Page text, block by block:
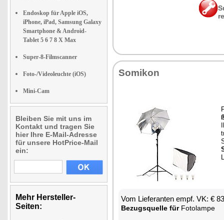
Endoskop für Apple iOS,
iPhone, iPad, Samsung Galaxy
Smartphone & Android-
Tablet 5 6 7 8 X Max
Super-8-Filmscanner
Foto-/Videoleuchte (iOS)
Mini-Cam
Bleiben Sie mit uns im
Kontakt und tragen Sie
hier Ihre E-Mail-Adresse
für unsere HotPrice-Mail
ein:
Mehr Hersteller-
Seiten:
So­mi­kon
Vom Lie­fe­ran­ten empf. VK: €
Be­zugs­quel­le fürFo­to­lam­pe